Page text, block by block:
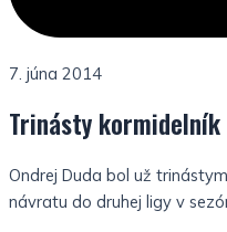
7. júna 2014
Trinásty kormidelník
Ondrej Duda bol už
návratu do druhej ligy v